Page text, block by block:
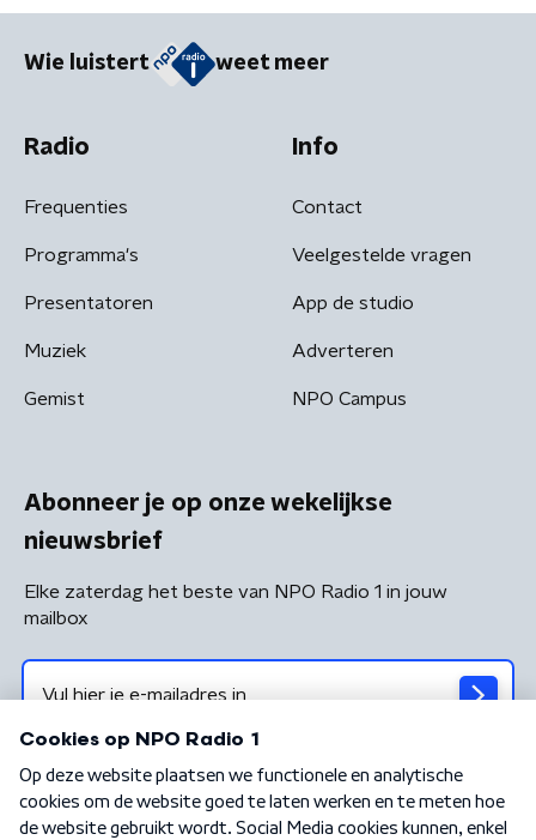
Wie luistert weet meer
Radio
Frequenties
Programma's
Presentatoren
Muziek
Gemist
Info
Contact
Veelgestelde vragen
App de studio
Adverteren
NPO Campus
Abonneer je op onze wekelijkse
nieuwsbrief
Elke zaterdag het beste van NPO Radio 1 in jouw
mailbox